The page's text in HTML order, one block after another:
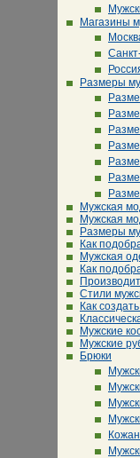
Магазины
Размеры
Мужская
Мужская
Размеры
Как
Мужская
Как
Стили
Как
Мужские
Мужские
Брюки